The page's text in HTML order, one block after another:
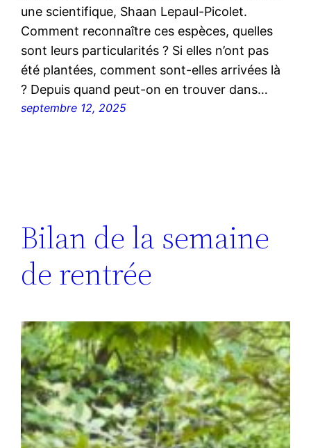
une scientifique, Shaan Lepaul-Picolet.
Comment reconnaître ces espèces, quelles
sont leurs particularités ? Si elles n’ont pas
été plantées, comment sont-elles arrivées là
? Depuis quand peut-on en trouver dans…
septembre 12, 2025
Bilan de la semaine
de rentrée